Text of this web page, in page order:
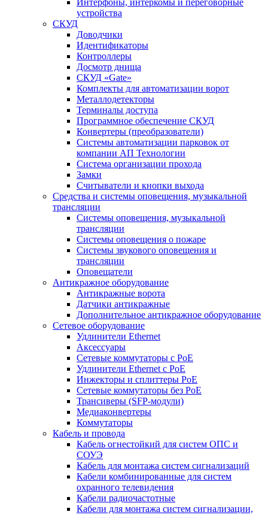
Интерфоны, интеркомы и переговорные
устройства
СКУД
Доводчики
Идентификаторы
Контроллеры
Досмотр днища
СКУД «Gate»
Комплекты для автоматизации ворот
Металлодетекторы
Терминалы доступа
Программное обеспечение СКУД
Конвертеры (преобразователи)
Системы автоматизации парковок от
компании АП Технологии
Система организации прохода
Замки
Считыватели и кнопки выхода
Средства и системы оповещения, музыкальной
трансляции
Системы оповещения, музыкальной
трансляции
Системы оповещения о пожаре
Системы звукового оповещения и
трансляции
Оповещатели
Антикражное оборудование
Антикражные ворота
Датчики антикражные
Дополнительное антикражное оборудование
Сетевое оборудование
Удлинители Ethernet
Аксессуары
Сетевые коммутаторы с РоЕ
Удлинители Ethernet с PoE
Инжекторы и сплиттеры РоЕ
Сетевые коммутаторы без РоЕ
Трансиверы (SFP-модули)
Медиаконвертеры
Коммутаторы
Кабель и провода
Кабель огнестойкий для систем ОПС и
СОУЭ
Кабель для монтажа систем сигнализаций
Кабели комбинированные для систем
охранного телевидения
Кабели радиочастотные
Кабели для монтажа систем сигнализации,